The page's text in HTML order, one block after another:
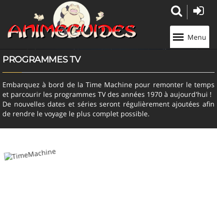
Menu
PROGRAMMES TV
Embarquez à bord de la Time Machine pour remonter le temps
et parcourir les programmes TV des années 1970 à aujourd'hui !
De nouvelles dates et séries seront régulièrement ajoutées afin
de rendre le voyage le plus complet possible.
Panneau de gestion des cookies